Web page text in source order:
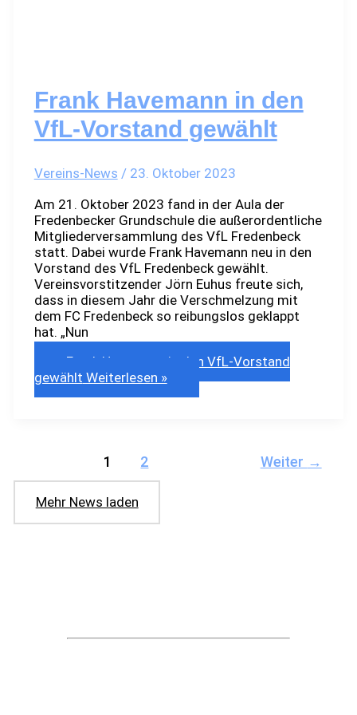
Frank Havemann in den
VfL-Vorstand gewählt
Vereins-News / 23. Oktober 2023
Am 21. Oktober 2023 fand in der Aula der
Fredenbecker Grundschule die außerordentliche
Mitgliederversammlung des VfL Fredenbeck
statt. Dabei wurde Frank Havemann neu in den
Vorstand des VfL Fredenbeck gewählt.
Vereinsvorstitzender Jörn Euhus freute sich,
dass in diesem Jahr die Verschmelzung mit
dem FC Fredenbeck so reibungslos geklappt
hat. „Nun
Frank Havemann in den VfL-Vorstand
gewählt Weiterlesen »
1 2 Weiter →
Mehr News laden